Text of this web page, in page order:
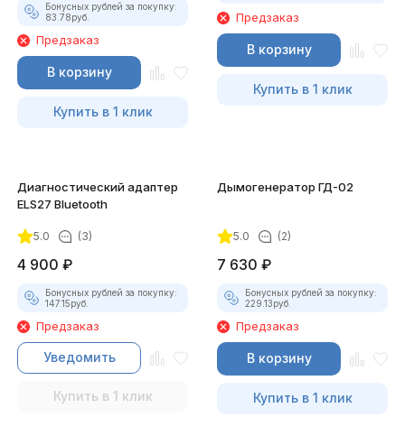
Бонусных рублей за покупку:
83.78руб.
Предзаказ
В корзину
Купить в 1 клик
Предзаказ
В корзину
Купить в 1 клик
Диагностический адаптер
ELS27 Bluetooth
5.0 (3)
4 900 ₽
Бонусных рублей за покупку:
147.15руб.
Предзаказ
Уведомить
Купить в 1 клик
Дымогенератор ГД-02
5.0 (2)
7 630 ₽
Бонусных рублей за покупку:
229.13руб.
Предзаказ
В корзину
Купить в 1 клик